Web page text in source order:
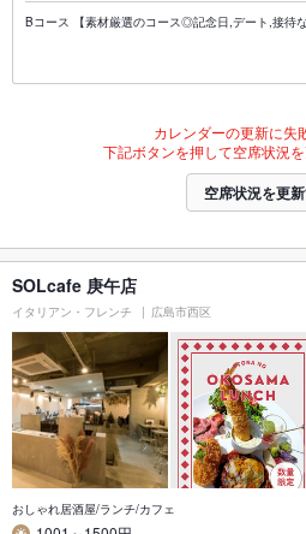
Bコース 【素材厳選のコース◎記念日,デート,接待な
カレンダーの更新に失
下記ボタンを押して空席状況を
空席状況を更
SOLcafe 庚午店
イタリアン・フレンチ 広島市西区
おしゃれ居酒屋/ランチ/カフェ